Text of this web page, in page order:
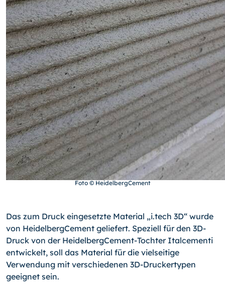
Foto © HeidelbergCement
Das zum Druck eingesetzte Material „i.tech 3D“ wurde
von HeidelbergCement geliefert. Speziell für den 3D-
Druck von der HeidelbergCement-Tochter Italcementi
entwickelt, soll das Material für die vielseitige
Verwendung mit verschiedenen 3D-Druckertypen
geeignet sein.